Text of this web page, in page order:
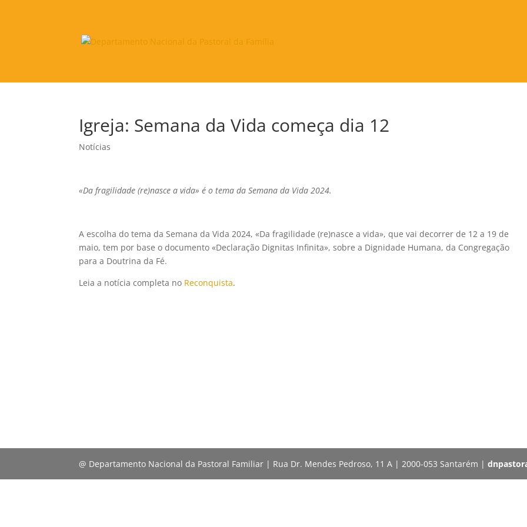
Igreja: Semana da Vida começa dia 12
Notícias
«Da fragilidade (re)nasce a vida» é o tema da Semana da Vida 2024.
A escolha do tema da Semana da Vida 2024, «Da fragilidade (re)nasce a vida», que vai decorrer de 12 a 19 de
maio, tem por base o documento «Declaração Dignitas Infinita», sobre a Dignidade Humana, da Congregação
para a Doutrina da Fé.
Leia a notícia completa no Reconquista.
@ Departamento Nacional da Pastoral Familiar | Rua Dr. Mendes Pedroso, 11 A | 2000-053 Santarém |